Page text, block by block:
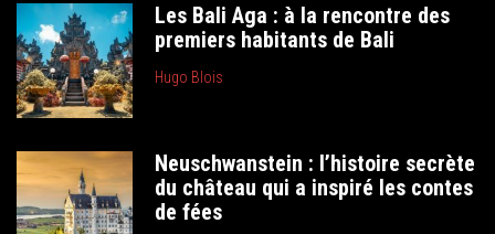
Les Bali Aga : à la rencontre des
premiers habitants de Bali
Hugo Blois
Neuschwanstein : l’histoire secrète
du château qui a inspiré les contes
de fées